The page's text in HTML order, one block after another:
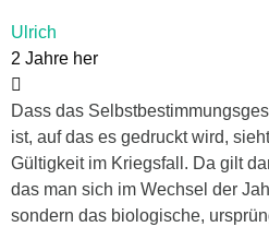
Ulrich
2 Jahre her
Dass das
ist, auf das es gedruckt wird,
Gültigkeit im Kriegsfall. Da gilt
das man sich im Wechsel der
sondern das biologische,